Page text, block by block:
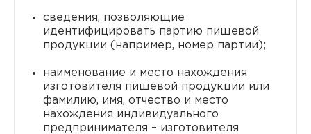
сведения, позволяющие
идентифицировать партию пищевой
продукции (например, номер партии);
наименование и место нахождения
изготовителя пищевой продукции или
фамилию, имя, отчество и место
нахождения индивидуального
предпринимателя – изготовителя